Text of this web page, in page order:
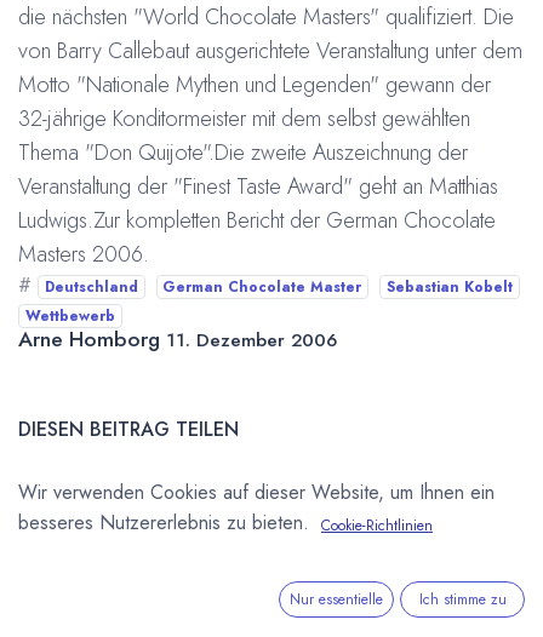
die nächsten "World Chocolate Masters" qualifiziert. Die
von Barry Callebaut ausgerichtete Veranstaltung unter dem
Motto "Nationale Mythen und Legenden" gewann der
32-jährige Konditormeister mit dem selbst gewählten
Thema "Don Quijote".Die zweite Auszeichnung der
Veranstaltung der "Finest Taste Award" geht an Matthias
Ludwigs.Zur kompletten Bericht der German Chocolate
Masters 2006.
# Deutschland German Chocolate Master
Sebastian Kobelt
Wettbewerb
Arne Homborg 11. Dezember 2006
DIESEN BEITRAG TEILEN
Wir verwenden Cookies auf dieser Website, um Ihnen ein
besseres Nutzererlebnis zu bieten.
Cookie-Richtlinien
Nur essentielle Ich stimme zu